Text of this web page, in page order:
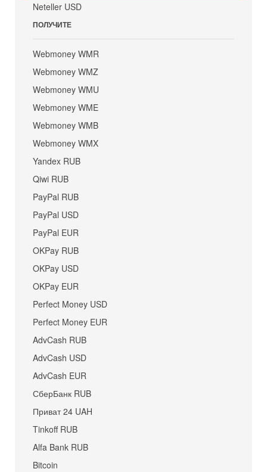
Neteller USD
ПОЛУЧИТЕ
Webmoney WMR
Webmoney WMZ
Webmoney WMU
Webmoney WME
Webmoney WMB
Webmoney WMX
Yandex RUB
Qiwi RUB
PayPal RUB
PayPal USD
PayPal EUR
OKPay RUB
OKPay USD
OKPay EUR
Perfect Money USD
Perfect Money EUR
AdvCash RUB
AdvCash USD
AdvCash EUR
СберБанк RUB
Приват 24 UAH
Tinkoff RUB
Alfa Bank RUB
Bitcoin